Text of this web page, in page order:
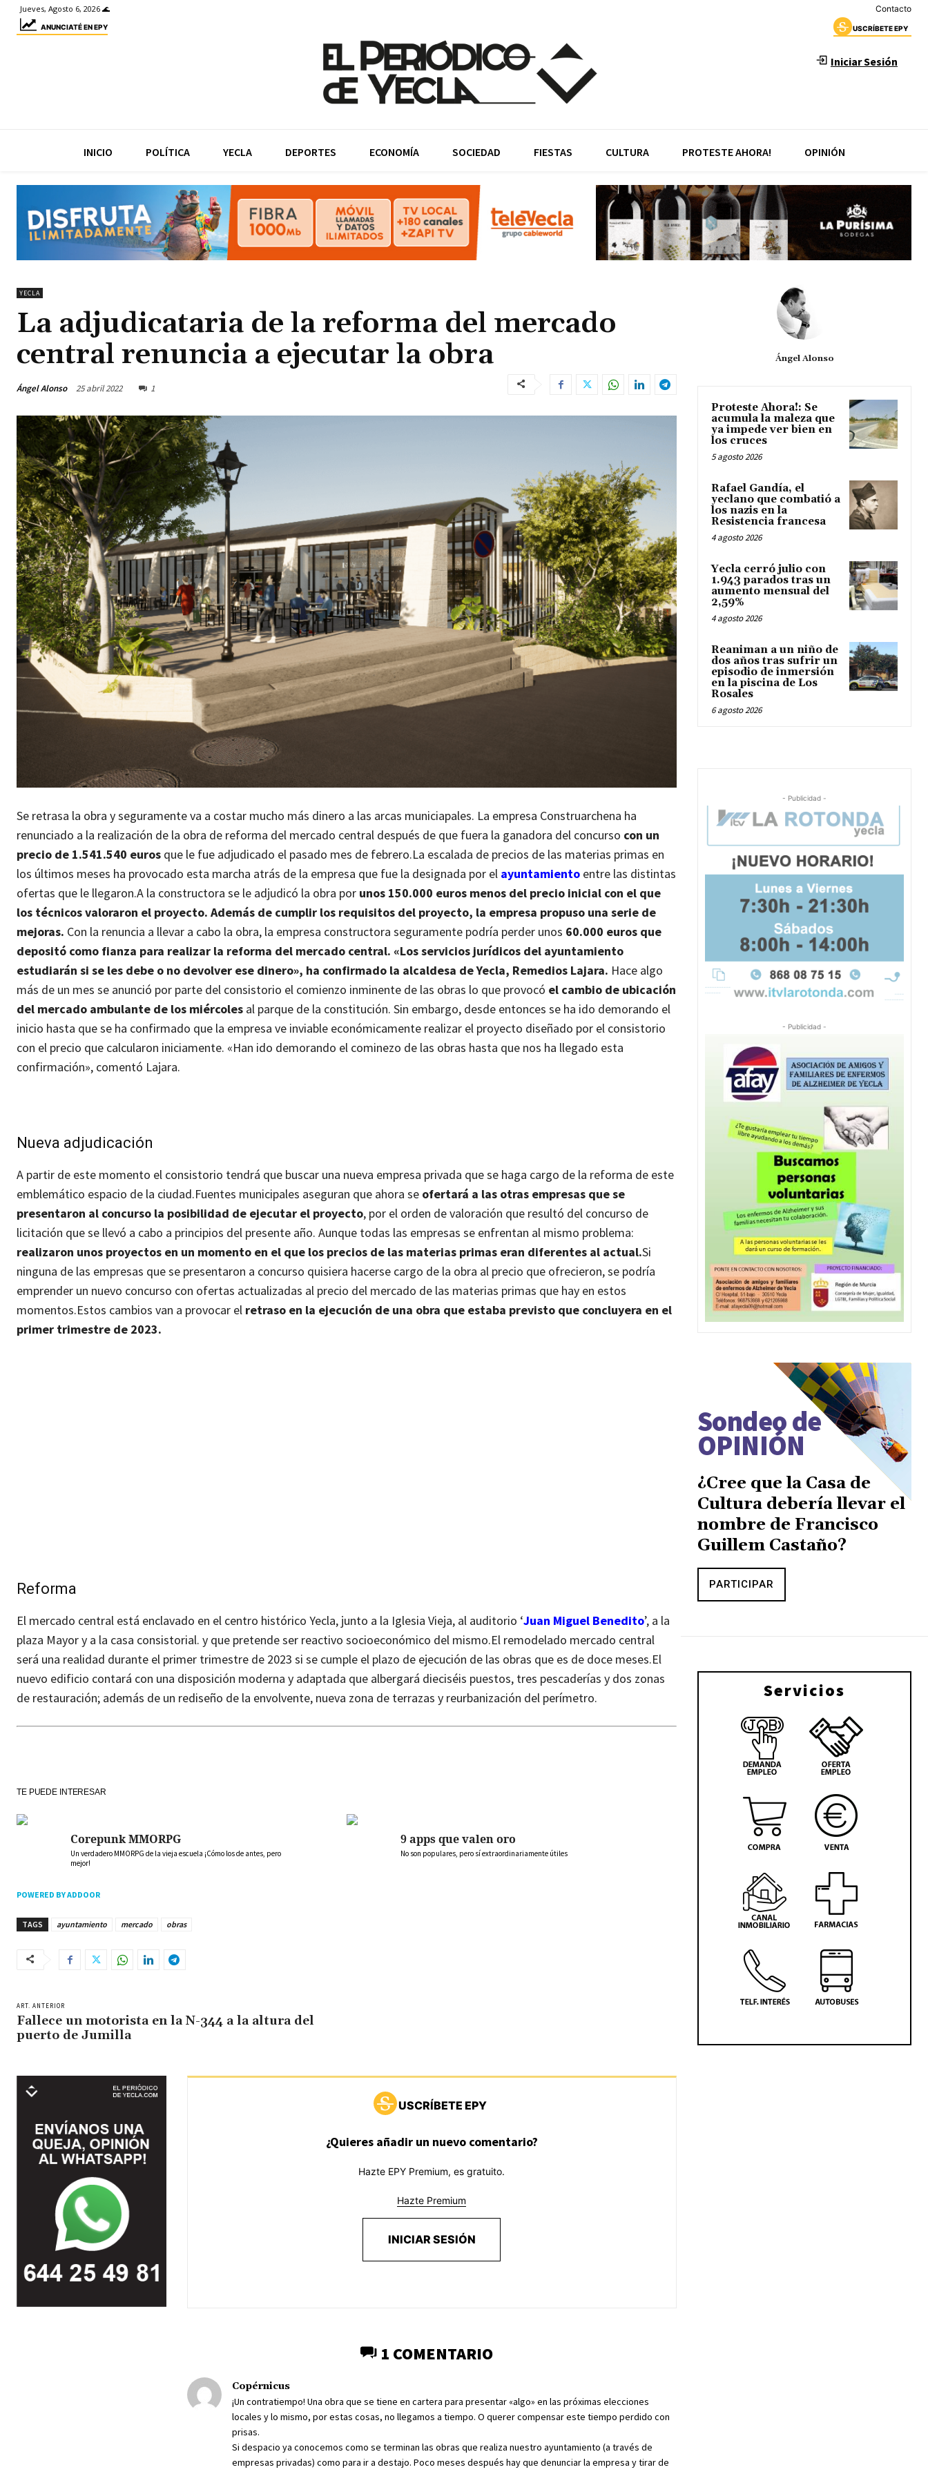
Jueves, Agosto 6, 2026 🌊 Contacto
ANUNCIATÉ EN EPY USCRÍBETE EPY
Iniciar Sesión
INICIO POLÍTICA YECLA DEPORTES ECONOMÍA SOCIEDAD FIESTAS CULTURA PROTESTE AHORA! OPINIÓN
YECLA
La adjudicataria de la reforma del mercado
central renuncia a ejecutar la obra
Ángel Alonso 25 abril 2022 1
Se retrasa la obra y seguramente va a costar mucho más dinero a las arcas municiapales. La empresa Construarchena ha
renunciado a la realización de la obra de reforma del mercado central después de que fuera la ganadora del concurso con un
precio de 1.541.540 euros que le fue adjudicado el pasado mes de febrero.La escalada de precios de las materias primas en
los últimos meses ha provocado esta marcha atrás de la empresa que fue la designada por el ayuntamiento entre las distintas
ofertas que le llegaron.A la constructora se le adjudicó la obra por unos 150.000 euros menos del precio inicial con el que
los técnicos valoraron el proyecto. Además de cumplir los requisitos del proyecto, la empresa propuso una serie de
mejoras. Con la renuncia a llevar a cabo la obra, la empresa constructora seguramente podría perder unos 60.000 euros que
depositó como fianza para realizar la reforma del mercado central. «Los servicios jurídicos del ayuntamiento
estudiarán si se les debe o no devolver ese dinero», ha confirmado la alcaldesa de Yecla, Remedios Lajara. Hace algo
más de un mes se anunció por parte del consistorio el comienzo inminente de las obras lo que provocó el cambio de ubicación
del mercado ambulante de los miércoles al parque de la constitución. Sin embargo, desde entonces se ha ido demorando el
inicio hasta que se ha confirmado que la empresa ve inviable económicamente realizar el proyecto diseñado por el consistorio
con el precio que calcularon iniciamente. «Han ido demorando el cominezo de las obras hasta que nos ha llegado esta
confirmación», comentó Lajara.
Nueva adjudicación
A partir de este momento el consistorio tendrá que buscar una nueva empresa privada que se haga cargo de la reforma de este
emblemático espacio de la ciudad.Fuentes municipales aseguran que ahora se ofertará a las otras empresas que se
presentaron al concurso la posibilidad de ejecutar el proyecto, por el orden de valoración que resultó del concurso de
licitación que se llevó a cabo a principios del presente año. Aunque todas las empresas se enfrentan al mismo problema:
realizaron unos proyectos en un momento en el que los precios de las materias primas eran diferentes al actual.Si
ninguna de las empresas que se presentaron a concurso quisiera hacerse cargo de la obra al precio que ofrecieron, se podría
emprender un nuevo concurso con ofertas actualizadas al precio del mercado de las materias primas que hay en estos
momentos.Estos cambios van a provocar el retraso en la ejecución de una obra que estaba previsto que concluyera en el
primer trimestre de 2023.
Reforma
El mercado central está enclavado en el centro histórico Yecla, junto a la Iglesia Vieja, al auditorio ‘Juan Miguel Benedito’, a la
plaza Mayor y a la casa consistorial. y que pretende ser reactivo socioeconómico del mismo.El remodelado mercado central
será una realidad durante el primer trimestre de 2023 si se cumple el plazo de ejecución de las obras que es de doce meses.El
nuevo edificio contará con una disposición moderna y adaptada que albergará dieciséis puestos, tres pescaderías y dos zonas
de restauración; además de un rediseño de la envolvente, nueva zona de terrazas y reurbanización del perímetro.
TE PUEDE INTERESAR
Corepunk MMORPG
Un verdadero MMORPG de la vieja escuela ¡Cómo los de antes, pero
mejor!
9 apps que valen oro
No son populares, pero sí extraordinariamente útiles
POWERED BY ADDOOR
TAGS ayuntamiento mercado obras
ART. ANTERIOR
Fallece un motorista en la N-344 a la altura del
puerto de Jumilla
USCRÍBETE EPY
¿Quieres añadir un nuevo comentario?
Hazte EPY Premium, es gratuito.
Hazte Premium
INICIAR SESIÓN
1 COMENTARIO
Copérnicus
¡Un contratiempo! Una obra que se tiene en cartera para presentar «algo» en las próximas elecciones
locales y lo mismo, por estas cosas, no llegamos a tiempo. O querer compensar este tiempo perdido con
prisas.
Si despacio ya conocemos como se terminan las obras que realiza nuestro ayuntamiento (a través de
empresas privadas) como para ir a destajo. Poco meses después hay que denunciar la empresa y tirar de
Ángel Alonso
Proteste Ahora!: Se
acumula la maleza que
ya impede ver bien en
los cruces
5 agosto 2026
Rafael Gandía, el
yeclano que combatió a
los nazis en la
Resistencia francesa
4 agosto 2026
Yecla cerró julio con
1.943 parados tras un
aumento mensual del
2,59%
4 agosto 2026
Reaniman a un niño de
dos años tras sufrir un
episodio de inmersión
en la piscina de Los
Rosales
6 agosto 2026
- Publicidad -
- Publicidad -
Sondeo de
OPINIÓN
¿Cree que la Casa de
Cultura debería llevar el
nombre de Francisco
Guillem Castaño?
PARTICIPAR
Servicios